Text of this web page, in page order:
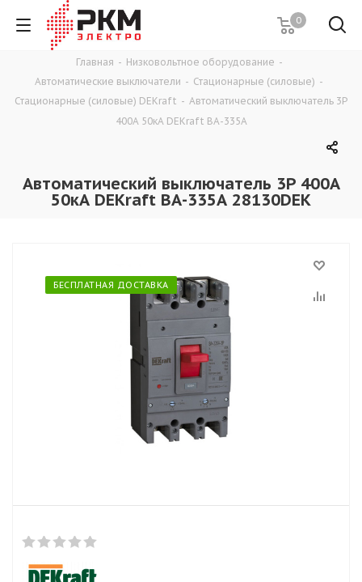
0
Главная - Низковольтное оборудование -
Автоматические выключатели - Стационарные (силовые) -
Стационарные (силовые) DEKraft - Автоматический выключатель 3P
400A 50кА DEKraft ВА-335А
Автоматический выключатель 3P 400A
50кА DEKraft ВА-335А 28130DEK
БЕСПЛАТНАЯ ДОСТАВКА